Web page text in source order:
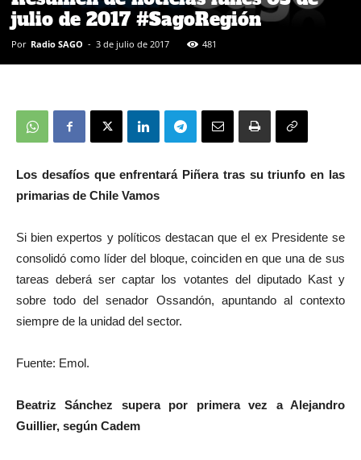
julio de 2017 #SagoRegión
Por Radio SAGO - 3 de julio de 2017 481
Los desafíos que enfrentará Piñera tras su triunfo en las
primarias de Chile Vamos
Si bien expertos y políticos destacan que el ex Presidente se
consolidó como líder del bloque, coinciden en que una de sus
tareas deberá ser captar los votantes del diputado Kast y
sobre todo del senador Ossandón, apuntando al contexto
siempre de la unidad del sector.
Fuente: Emol.
Beatriz Sánchez supera por primera vez a Alejandro
Guillier, según Cadem